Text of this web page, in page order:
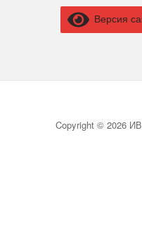
Версия
Copyright © 2026